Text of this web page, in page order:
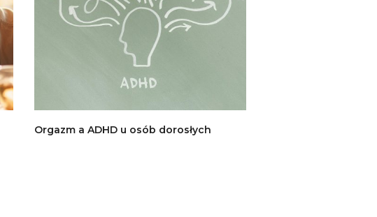
Orgazm a ADHD u osób dorosłych